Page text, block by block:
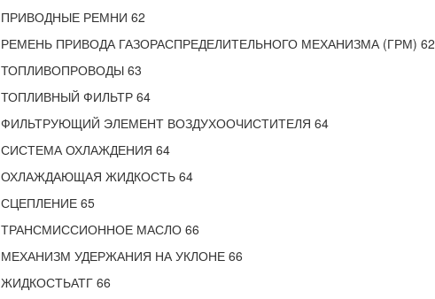
ПРИВОДНЫЕ РЕМНИ 62
РЕМЕНЬ ПРИВОДА ГАЗОРАСПРЕДЕЛИТЕЛЬНОГО МЕХАНИЗМА (ГРМ) 62
ТОПЛИВОПРОВОДЫ 63
ТОПЛИВНЫЙ ФИЛЬТР 64
ФИЛЬТРУЮЩИЙ ЭЛЕМЕНТ ВОЗДУХООЧИСТИТЕЛЯ 64
СИСТЕМА ОХЛАЖДЕНИЯ 64
ОХЛАЖДАЮЩАЯ ЖИДКОСТЬ 64
СЦЕПЛЕНИЕ 65
ТРАНСМИССИОННОЕ МАСЛО 66
МЕХАНИЗМ УДЕРЖАНИЯ НА УКЛОНЕ 66
ЖИДКОСТЬАТГ 66